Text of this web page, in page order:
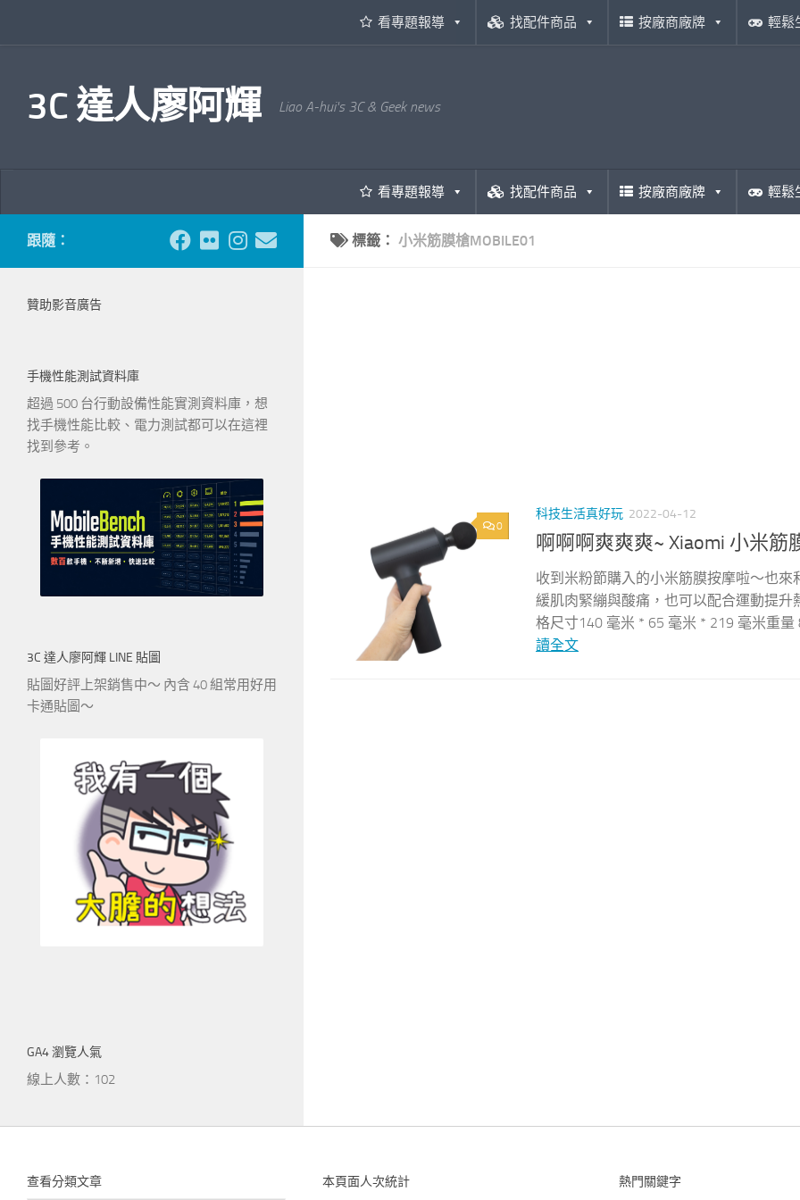
看專題報導 找配件商品 按廠商廠牌 輕鬆
3C 達人廖阿輝 Liao A-hui's 3C & Geek news
看專題報導 找配件商品 按廠商廠牌 輕鬆
標籤： 小米筋膜槍MOBILE01
0
科技生活真好玩 2022-04-12
啊啊啊爽爽爽~ Xiaomi 小米筋
收到米粉節購入的小米筋膜按摩啦～也
緩肌肉緊繃與酸痛，也可以配合運動提升
格尺寸140 毫米 * 65 毫米 * 219 毫米重
讀全文
跟隨：
贊助影音廣告
手機性能測試資料庫
超過 500 台行動設備性能實測資料庫，想
找手機性能比較、電力測試都可以在這裡
找到參考。
3C 達人廖阿輝 LINE 貼圖
貼圖好評上架銷售中～ 內含 40 組常用好用
卡通貼圖～
GA4 瀏覽人氣
線上人數：102
查看分類文章 本頁面人次統計 熱門關鍵字